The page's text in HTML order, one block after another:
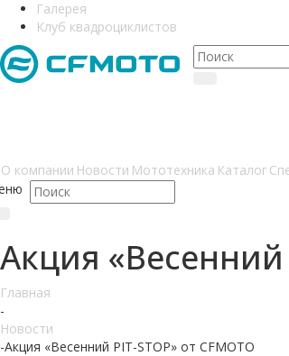
Галерея
Клуб квадроциклистов
О компании Новости Мототехника Каталог
Акция «Весенний
Главная
-
Новости
-Акция «Весенний PIT-STOP» от CFMOTO